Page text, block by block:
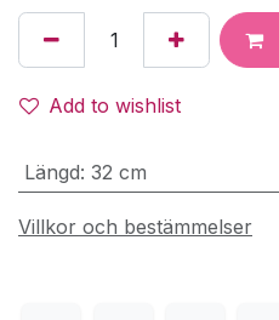
Add to wishlist
Längd: 32 cm
Villkor och bestämmelser